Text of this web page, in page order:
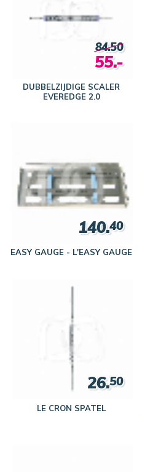
DUBBELZIJDIGE SCALER
EVEREDGE 2.0
84.50
55.-
EASY GAUGE - L'EASY GAUGE
140.40
LE CRON SPATEL
26.50